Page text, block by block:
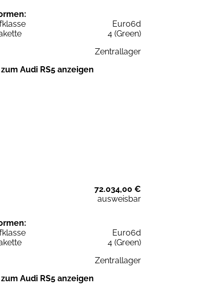
Euro6d
4 (Green)
Zentrallager
Audi RS5 anzeigen
72.034,00 €
ausweisbar
Euro6d
4 (Green)
Zentrallager
Audi RS5 anzeigen